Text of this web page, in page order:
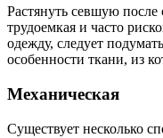
Растянуть севшую после
трудоемкая и часто
одежду, следует
особенности ткани, из
Механическая
Существует несколько